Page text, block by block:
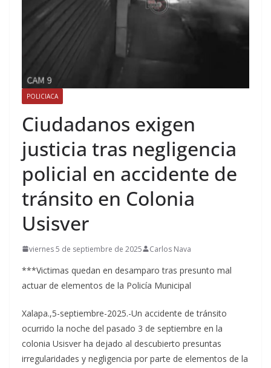
POLICIACA
Ciudadanos exigen
justicia tras negligencia
policial en accidente de
tránsito en Colonia
Usisver
viernes 5 de septiembre de 2025 Carlos Nava
***Victimas quedan en desamparo tras presunto mal
actuar de elementos de la Policía Municipal
Xalapa.,5-septiembre-2025.-Un accidente de tránsito
ocurrido la noche del pasado 3 de septiembre en la
colonia Usisver ha dejado al descubierto presuntas
irregularidades y negligencia por parte de elementos de la